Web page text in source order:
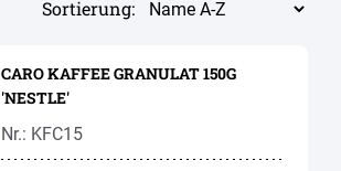
Sortierung:
CARO KAFFEE GRANULAT 150G
'NESTLE'
Nr.: KFC15